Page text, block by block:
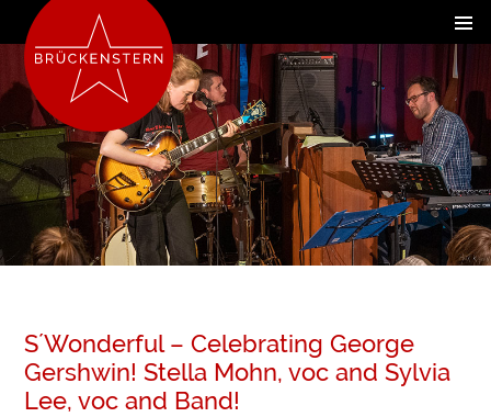
S´Wonderful – Celebrating George
Gershwin! Stella Mohn, voc and Sylvia
Lee, voc and Band!